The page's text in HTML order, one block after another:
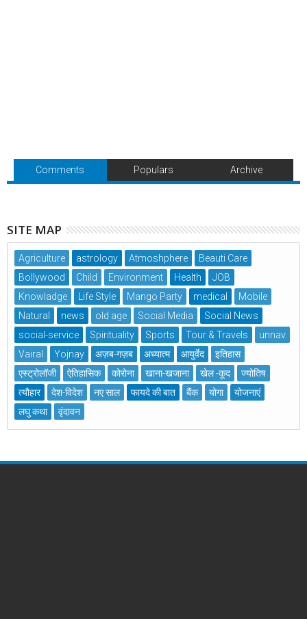
Comments Populars Archive
SITE MAP
Agriculture astrology Atmoshphere
Beauti Care
Bollywood
Child Environment Health
JOB
Knowladge
Life Style Mango Party medical
Mobile
Natural
news old age Social Media
Social News
social-service
Spirituality Sports Tour & Travels
unnav
Vairal
Yojnay अज़ब-गज़ब अध्यात्म आयुर्वेद
इतिहास
एस्ट्रोलॉजी
ऐतिहासिक कोरोना खाना-खजाना खेल -कूद
ज्योतिष
त्यौहार
देश-विदेश नए साल फायदे की बात बैंक योगा
योजनाएं
लघु कथा
वृंदावन